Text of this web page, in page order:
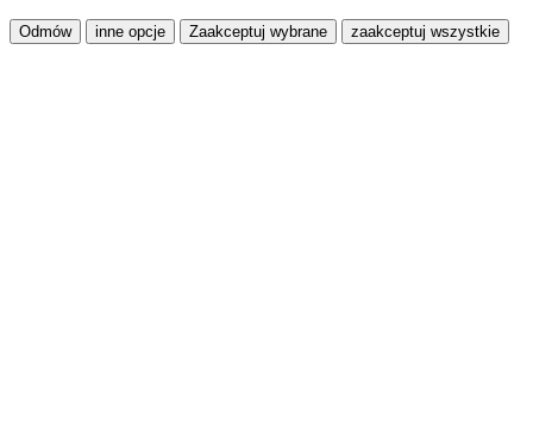
Odmów inne opcje Zaakceptuj wybrane zaakceptuj wszystkie